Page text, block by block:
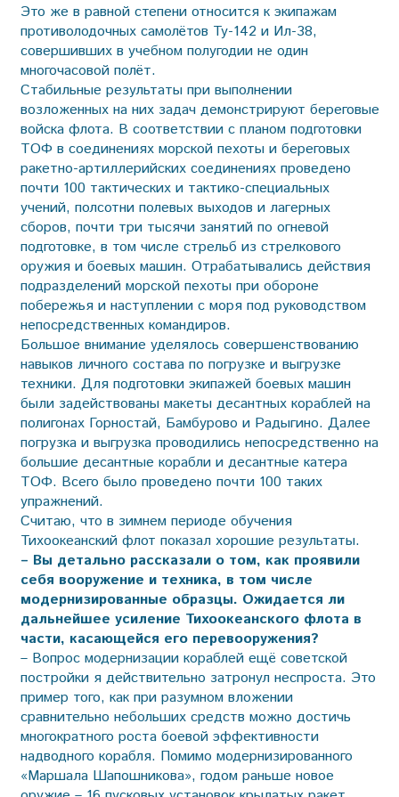
Это же в равной степени относится к экипажам
противолодочных самолётов Ту-142 и Ил-38,
совершивших в учебном полугодии не один
многочасовой полёт.
Стабильные результаты при выполнении
возложенных на них задач демонстрируют береговые
войска флота. В соответствии с планом подготовки
ТОФ в соединениях морской пехоты и береговых
ракетно-артиллерийских соединениях проведено
почти 100 тактических и тактико-специальных
учений, полсотни полевых выходов и лагерных
сборов, почти три тысячи занятий по огневой
подготовке, в том числе стрельб из стрелкового
оружия и боевых машин. Отрабатывались действия
подразделений морской пехоты при обороне
побережья и наступлении с моря под руководством
непосредственных командиров.
Большое внимание уделялось совершенствованию
навыков личного состава по погрузке и выгрузке
техники. Для подготовки экипажей боевых машин
были задействованы макеты десантных кораблей на
полигонах Горностай, Бамбурово и Радыгино. Далее
погрузка и выгрузка проводились непосредственно на
большие десантные корабли и десантные катера
ТОФ. Всего было проведено почти 100 таких
упражнений.
Считаю, что в зимнем периоде обучения
Тихоокеанский флот показал хорошие результаты.
– Вы детально рассказали о том, как проявили
себя вооружение и техника, в том числе
модернизированные образцы. Ожидается ли
дальнейшее усиление Тихоокеанского флота в
части, касающейся его перевооружения?
– Вопрос модернизации кораблей ещё советской
постройки я действительно затронул неспроста. Это
пример того, как при разумном вложении
сравнительно небольших средств можно достичь
многократного роста боевой эффективности
надводного корабля. Помимо модернизированного
«Маршала Шапошникова», годом раньше новое